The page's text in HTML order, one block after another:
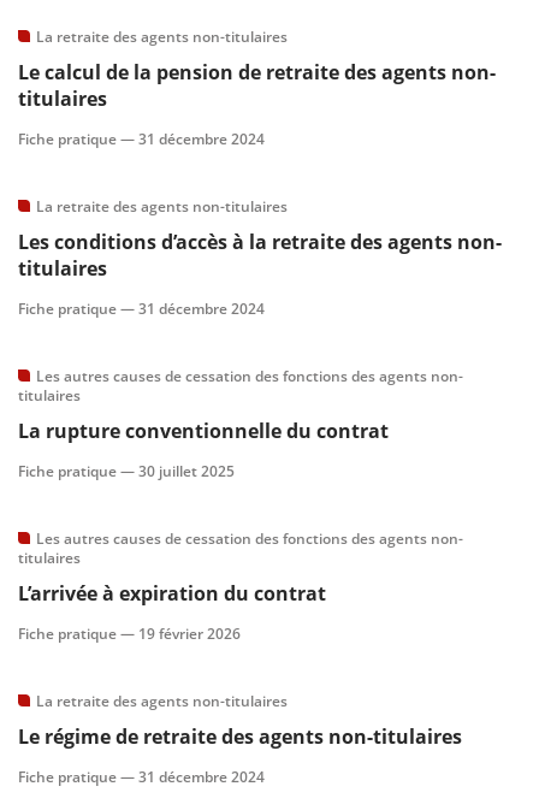
La retraite des agents non-titulaires
Le calcul de la pension de retraite des agents non-
titulaires
Fiche pratique —31 décembre 2024
La retraite des agents non-titulaires
Les conditions d’accès à la retraite des agents non-
titulaires
Fiche pratique —31 décembre 2024
Les autres causes de cessation des fonctions des agents non-
titulaires
La rupture conventionnelle du contrat
Fiche pratique —30 juillet 2025
Les autres causes de cessation des fonctions des agents non-
titulaires
L’arrivée à expiration du contrat
Fiche pratique — 19 février 2026
La retraite des agents non-titulaires
Le régime de retraite des agents non-titulaires
Fiche pratique —31 décembre 2024